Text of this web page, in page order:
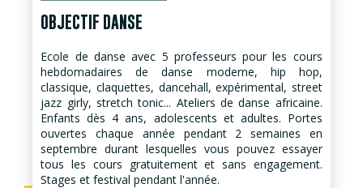
OBJECTIF DANSE
Ecole de danse avec 5 professeurs pour les cours
hebdomadaires de danse moderne, hip hop,
classique, claquettes, dancehall, expérimental, street
jazz girly, stretch tonic... Ateliers de danse africaine.
Enfants dès 4 ans, adolescents et adultes. Portes
ouvertes chaque année pendant 2 semaines en
septembre durant lesquelles vous pouvez essayer
tous les cours gratuitement et sans engagement.
Stages et festival pendant l'année.